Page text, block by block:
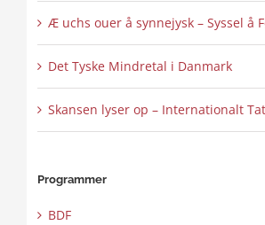
Æ uchs ouer å synnejysk – Syssel å
Det Tyske Mindretal i Danmark
Skansen lyser op – Internationalt
Programmer
BDF